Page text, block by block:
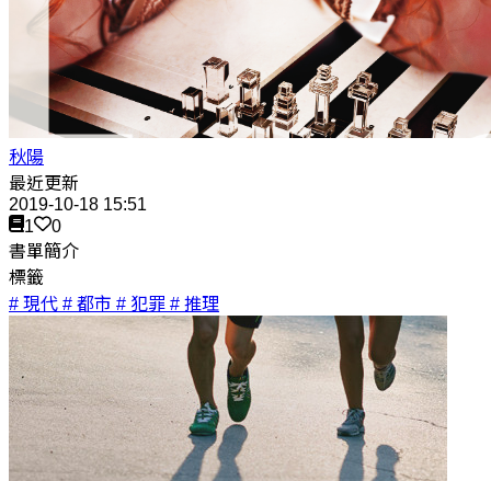
秋陽
最近更新
2019-10-18 15:51
1
0
書單簡介
標籤
# 現代 # 都市 # 犯罪 # 推理